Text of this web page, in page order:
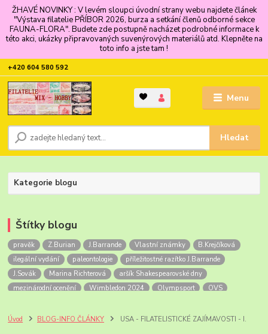
ŽHAVÉ NOVINKY : V levém sloupci úvodní strany webu najdete článek
"Výstava filatelie PŘÍBOR 2026, burza a setkání členů odborné sekce
FAUNA-FLORA". Budete zde postupně nacházet podrobné informace k
této akci, ukázky připravovaných suvenýrových materiálů atd. Klepněte na
toto info a jste tam !
Menu
Hledat
+420 604 580 592
Kategorie blogu
Štítky blogu
pravěk Z.Burian J.Barrande Vlastní známky
B.Krejčíková
ilegální vydání
paleontologie
příležitostné razítko J.Barrande
J.Sovák
Marina Richterová
aršík Shakespearovské dny
mezinárodní ocenění
Wimbledon 2024 Olympsport
OVS
non-stop let Mexiko-NY
Soutěžní exponát úvodní list
FilaPoint
Úvod BLOG-INFO ČLÁNKY USA - FILATELISTICKÉ ZAJÍMAVOSTI - I.